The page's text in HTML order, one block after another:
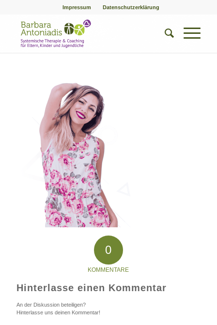
Impressum Datenschutzerklärung
0
KOMMENTARE
Hinterlasse einen Kommentar
An der Diskussion beteiligen?
Hinterlasse uns deinen Kommentar!